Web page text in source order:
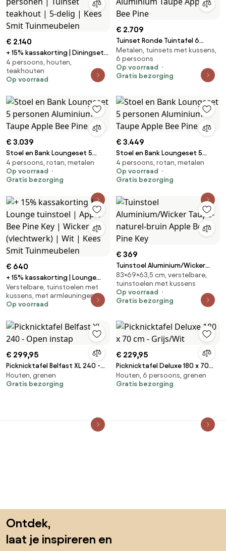
€ 2.140
+ 15% kassakorting | Diningset
Apple Bee | 4 personen | Tuinset
teakhout | 5-delig | Kees Smit
Tuinmeubelen
4 persoons, houten,
teakhouten
Op voorraad
€ 2.709
Tuinset Ronde Tuintafel 6
personen 150 cm Aluminium
Taupe Apple Bee Pine
Metalen, tuinsets met kussens,
6 persoons
Op voorraad
Gratis bezorging
€ 3.039
Stoel en Bank Loungeset 5
personen Aluminium Taupe
Apple Bee Pine
4 persoons, rotan, metalen
Op voorraad
Gratis bezorging
€ 3.449
Stoel en Bank Loungeset 5
personen Aluminium Taupe
Apple Bee Pine
4 persoons, rotan, metalen
Op voorraad
Gratis bezorging
€ 640
+ 15% kassakorting | Lounge
tuinstoel | Apple Bee Pine Key |
Wicker (vlechtwerk) | Wit | Kees
Smit Tuinmeubelen
Verstelbare, tuinstoelen met
kussens, met armleuningen
Op voorraad
€ 369
Tuinstoel Aluminium/Wicker
Taupe-naturel-bruin Apple Bee
Pine Key
83×69×63,5 cm, verstelbare,
tuinstoelen met kussens
Op voorraad
Gratis bezorging
€ 299,95
Picknicktafel Belfast XL 240 -
Open instap
Houten, grenen
Gratis bezorging
€ 229,95
Picknicktafel Deluxe 180 x 70
cm - Grijs/Wit
Houten, 6 persoons, grenen
Gratis bezorging
Ontdek,
laat je inspireren en